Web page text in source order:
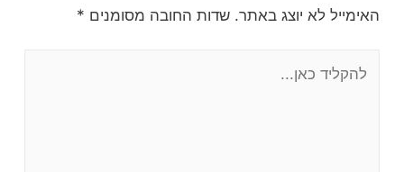
האימייל לא יוצג באתר. שדות החובה מסומנים *